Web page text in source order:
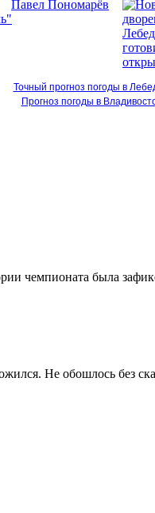
Точный прогноз погоды в
Прогноз погоды в
чемпионата была
Не обошлось без